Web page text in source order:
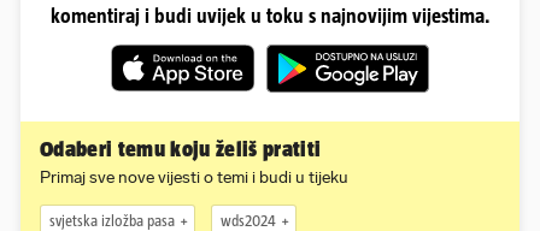
komentiraj i budi uvijek u toku s najnovijim vijestima.
Odaberi temu koju želiš pratiti
Primaj sve nove vijesti o temi i budi u tijeku
svjetska izložba pasa wds2024